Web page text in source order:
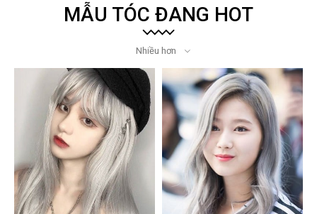
MẪU TÓC ĐANG HOT
Nhiều hơn